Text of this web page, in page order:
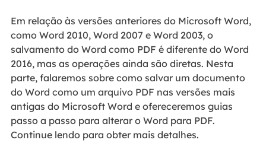
Em relação às versões anteriores do Microsoft Word,
como Word 2010, Word 2007 e Word 2003, o
salvamento do Word como PDF é diferente do Word
2016, mas as operações ainda são diretas. Nesta
parte, falaremos sobre como salvar um documento
do Word como um arquivo PDF nas versões mais
antigas do Microsoft Word e ofereceremos guias
passo a passo para alterar o Word para PDF.
Continue lendo para obter mais detalhes.